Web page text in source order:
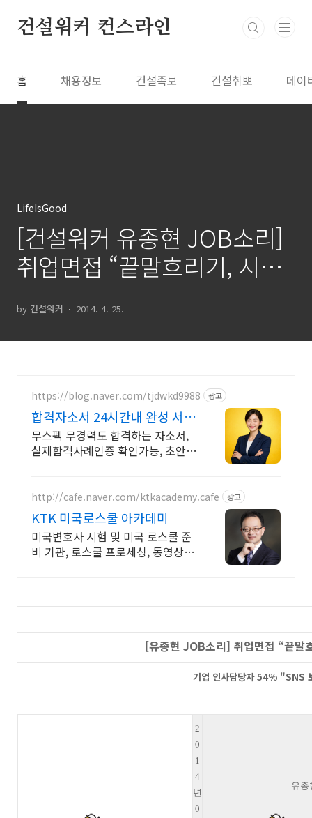
건설워커 컨스라인
홈 채용정보 건설족보 건설취뽀 데이
LifeIsGood
[건설워커 유종현 JOB소리]
취업면접 “끝말흐리기, 시선
by 건설워커 2014. 4. 25.
https://blog.naver.com/tjdwkd9988 광고
합격자소서 24시간내 완성 서류
합격의 비밀
무스펙 무경력도 합격하는 자소서,
실제합격사례인증 확인가능, 초안없
http://cafe.naver.com/ktkacademy.cafe 광고
KTK 미국로스쿨 아카데미
미국변호사 시험 및 미국 로스쿨 준
비 기관, 로스쿨 프로세싱, 동영상 강
[유종현 JOB소리] 취업면접 “끝말
기업 인사담당자 54% "SNS
2
0
1
4
년
0
유종